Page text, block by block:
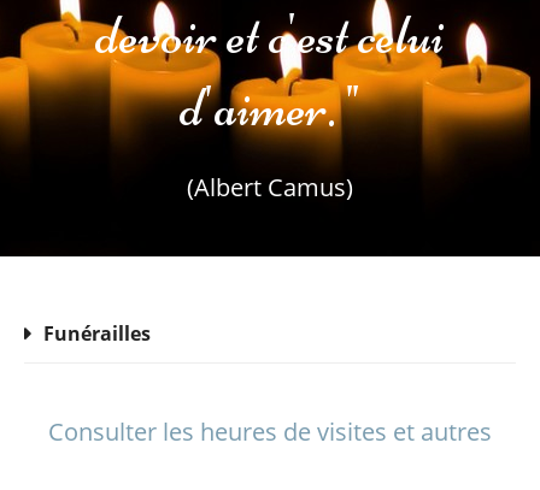
devoir et c'est celui
d'aimer. "
(Albert Camus)
Funérailles
Consulter les heures de visites et autres